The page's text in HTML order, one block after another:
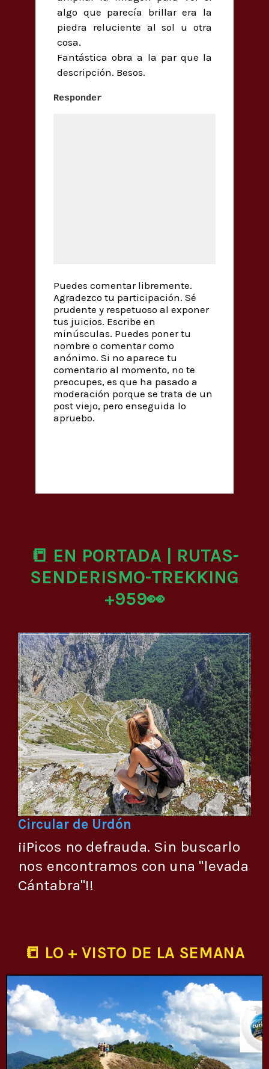
algo que parecía brillar era la
piedra reluciente al sol u otra
cosa.
Fantástica obra a la par que la
descripción. Besos.
Responder
Puedes comentar libremente.
Agradezco tu participación. Sé
prudente y respetuoso al exponer
tus juicios. Escribe en
minúsculas. Puedes poner tu
nombre o comentar como
anónimo. Si no aparece tu
comentario al momento, no te
preocupes, es que ha pasado a
moderación porque se trata de un
post viejo, pero enseguida lo
apruebo.
📒 EN PORTADA | RUTAS-
SENDERISMO-TREKKING
+959👀
Circular de Urdón
¡¡Picos no defrauda. Sin buscarlo
nos encontramos con una "levada
Cántabra"!!
📒 LO + VISTO DE LA SEMANA